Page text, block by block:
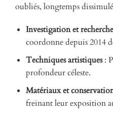
oubliés, longtemps
Investigation et
coordonne depuis 2014
Techniques artistiques:
profondeur céleste.
Matériaux et
freinant leur exposition